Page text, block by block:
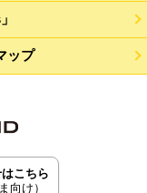
ップ
こちら
向け）